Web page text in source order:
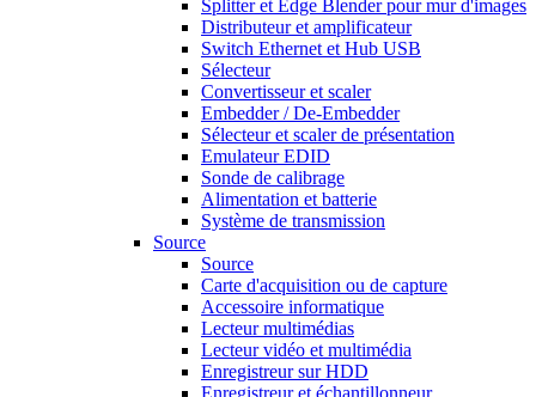
Splitter et Edge Blender pour mur d'images
Distributeur et amplificateur
Switch Ethernet et Hub USB
Sélecteur
Convertisseur et scaler
Embedder / De-Embedder
Sélecteur et scaler de présentation
Emulateur EDID
Sonde de calibrage
Alimentation et batterie
Système de transmission
Source
Source
Carte d'acquisition ou de capture
Accessoire informatique
Lecteur multimédias
Lecteur vidéo et multimédia
Enregistreur sur HDD
Enregistreur et échantillonneur